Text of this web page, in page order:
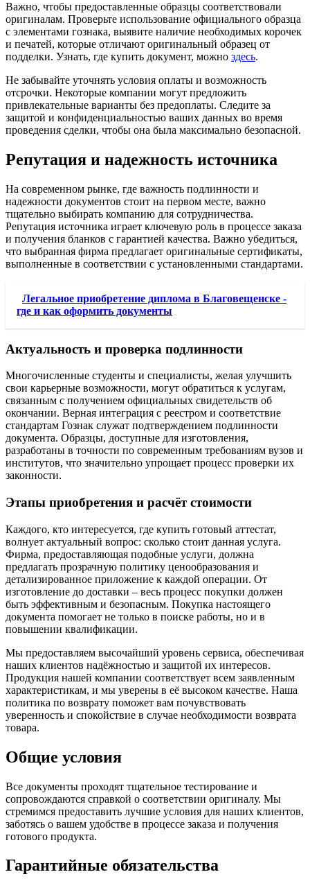
Важно, чтобы предоставленные образцы соответствовали
оригиналам. Проверьте использование официального образца
с элементами гознака, выявите наличие необходимых корочек
и печатей, которые отличают оригинальный образец от
подделки. Узнать, где купить документ, можно здесь.
Не забывайте уточнять условия оплаты и возможность
отсрочки. Некоторые компании могут предложить
привлекательные варианты без предоплаты. Следите за
защитой и конфиденциальностью ваших данных во время
проведения сделки, чтобы она была максимально безопасной.
Репутация и надежность источника
На современном рынке, где важность подлинности и
надежности документов стоит на первом месте, важно
тщательно выбирать компанию для сотрудничества.
Репутация источника играет ключевую роль в процессе заказа
и получения бланков с гарантией качества. Важно убедиться,
что выбранная фирма предлагает оригинальные сертификаты,
выполненные в соответствии с установленными стандартами.
Легальное приобретение диплома в Благовещенске -
где и как оформить документы
Актуальность и проверка подлинности
Многочисленные студенты и специалисты, желая улучшить
свои карьерные возможности, могут обратиться к услугам,
связанным с получением официальных свидетельств об
окончании. Верная интеграция с реестром и соответствие
стандартам Гознак служат подтверждением подлинности
документа. Образцы, доступные для изготовления,
разработаны в точности по современным требованиям вузов и
институтов, что значительно упрощает процесс проверки их
законности.
Этапы приобретения и расчёт стоимости
Каждого, кто интересуется, где купить готовый аттестат,
волнует актуальный вопрос: сколько стоит данная услуга.
Фирма, предоставляющая подобные услуги, должна
предлагать прозрачную политику ценообразования и
детализированное приложение к каждой операции. От
изготовление до доставки – весь процесс покупки должен
быть эффективным и безопасным. Покупка настоящего
документа помогает не только в поиске работы, но и в
повышении квалификации.
Мы предоставляем высочайший уровень сервиса, обеспечивая
наших клиентов надёжностью и защитой их интересов.
Продукция нашей компании соответствует всем заявленным
характеристикам, и мы уверены в её высоком качестве. Наша
политика по возврату поможет вам почувствовать
уверенность и спокойствие в случае необходимости возврата
товара.
Общие условия
Все документы проходят тщательное тестирование и
сопровождаются справкой о соответствии оригиналу. Мы
стремимся предоставить лучшие условия для наших клиентов,
заботясь о вашем удобстве в процессе заказа и получения
готового продукта.
Гарантийные обязательства